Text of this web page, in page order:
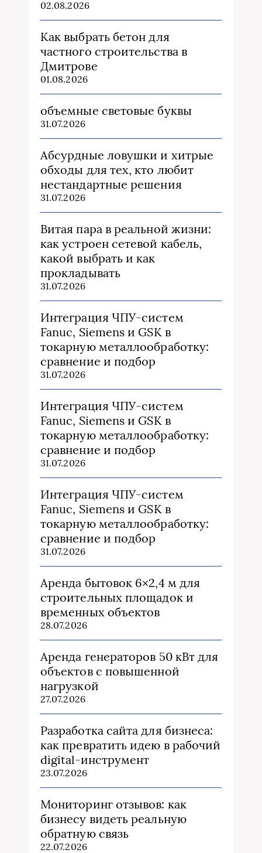
02.08.2026
Как выбрать бетон для
частного строительства в
Дмитрове
01.08.2026
объемные световые буквы
31.07.2026
Абсурдные ловушки и хитрые
обходы для тех, кто любит
нестандартные решения
31.07.2026
Витая пара в реальной жизни:
как устроен сетевой кабель,
какой выбрать и как
прокладывать
31.07.2026
Интеграция ЧПУ-систем
Fanuc, Siemens и GSK в
токарную металлообработку:
сравнение и подбор
31.07.2026
Интеграция ЧПУ-систем
Fanuc, Siemens и GSK в
токарную металлообработку:
сравнение и подбор
31.07.2026
Интеграция ЧПУ-систем
Fanuc, Siemens и GSK в
токарную металлообработку:
сравнение и подбор
31.07.2026
Аренда бытовок 6×2,4 м для
строительных площадок и
временных объектов
28.07.2026
Аренда генераторов 50 кВт для
объектов с повышенной
нагрузкой
27.07.2026
Разработка сайта для бизнеса:
как превратить идею в рабочий
digital-инструмент
23.07.2026
Мониторинг отзывов: как
бизнесу видеть реальную
обратную связь
22.07.2026